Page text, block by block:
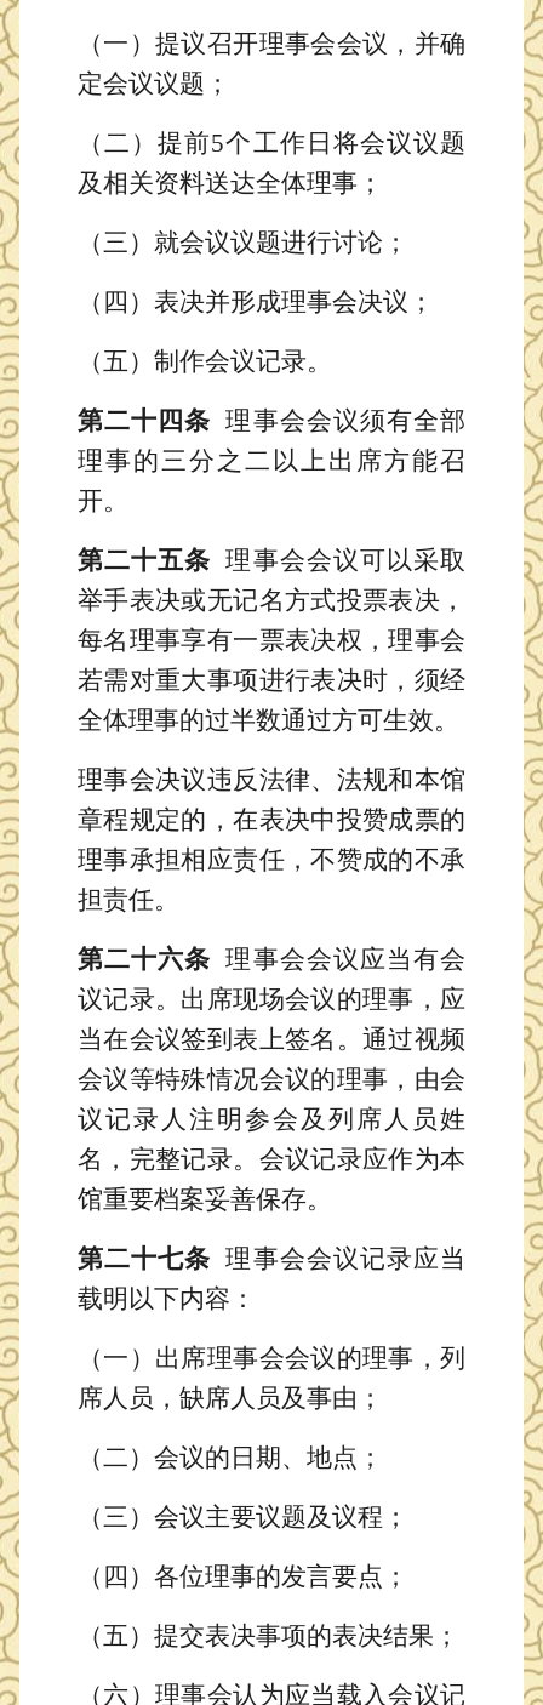
（一）提议召开理事会会议，并确
定会议议题；
（二）提前5个工作日将会议议题
及相关资料送达全体理事；
（三）就会议议题进行讨论；
（四）表决并形成理事会决议；
（五）制作会议记录。
第二十四条 理事会会议须有全部
理事的三分之二以上出席方能召
开。
第二十五条 理事会会议可以采取
举手表决或无记名方式投票表决，
每名理事享有一票表决权，理事会
若需对重大事项进行表决时，须经
全体理事的过半数通过方可生效。
理事会决议违反法律、法规和本馆
章程规定的，在表决中投赞成票的
理事承担相应责任，不赞成的不承
担责任。
第二十六条 理事会会议应当有会
议记录。出席现场会议的理事，应
当在会议签到表上签名。通过视频
会议等特殊情况会议的理事，由会
议记录人注明参会及列席人员姓
名，完整记录。会议记录应作为本
馆重要档案妥善保存。
第二十七条 理事会会议记录应当
载明以下内容：
（一）出席理事会会议的理事，列
席人员，缺席人员及事由；
（二）会议的日期、地点；
（三）会议主要议题及议程；
（四）各位理事的发言要点；
（五）提交表决事项的表决结果；
（六）理事会认为应当载入会议记